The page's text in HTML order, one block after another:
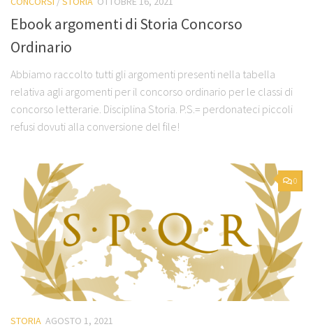
Ebook argomenti di Storia Concorso
Ordinario
Abbiamo raccolto tutti gli argomenti presenti nella tabella
relativa agli argomenti per il concorso ordinario per le classi di
concorso letterarie. Disciplina Storia. P.S.= perdonateci piccoli
refusi dovuti alla conversione del file!
0
STORIA AGOSTO 1, 2021